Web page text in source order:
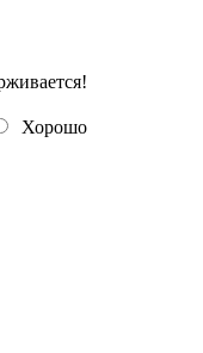
Хорошо